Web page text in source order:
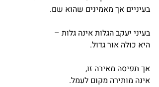
בעיניים אך מאמינים שהוא שם.
בעיני יעקב הגלות אינה גלות –
היא כולה אור גדול.
אך תפיסה מאירה זו,
אינה מותירה מקום לעמל.